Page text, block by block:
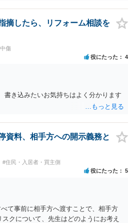
ました。 Ｄは4500万円を請求していまし
かかったようですが、裁判長は私の書面を
益だと強く説得したようであり、和解期日
に応じることになりました。 ところが設
言い張って 200万円の支払いに応じないので
思うので引き続いて裁判を続けてもらいた
るのであれば、私は弁護士費用なしで、私
じてＣに対する請求をしてもよい。」と言
離せず、なんとかＣについての和解を勧め
所が強く和解を勧めるのはこの事件の判決
判所にとって大変であることは変わりない
を了承し、その後も和解期日を重ねた結
和解が成立し､結局は私の最初の案通りで解
長は翌年4月に転勤しましたが、印刷された
になりました。」と書いてありました。
、減額の交渉をすべきでしょう。 相手
こす時間や労力、経済的コストその他裁
ってこないことなどがネックになり得
くる可能性は大いにあるかと思いま
摘したら、リフォーム相談を
傷
役にたった 4
書き込みたいお気持ちはよく分かります
資料、相手方への開示義務と
#住民・入居者・買主側
役にたった 5
て事前に相手方へ渡すことで、相手方
クについて、先生はどのようにお考え